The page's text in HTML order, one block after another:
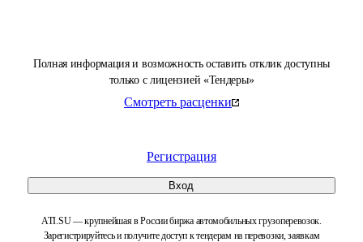
Полная информация и возможность оставить отклик доступны
только с лицензией «Тендеры»
Смотреть расценки
Регистрация
Вход
ATI.SU — крупнейшая в России биржа автомобильных грузоперевозок.
Зарегистрируйтесь и получите доступ к тендерам на перевозки, заявкам